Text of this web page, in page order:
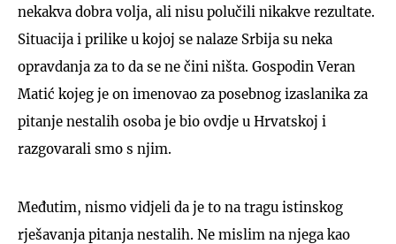
nekakva dobra volja, ali nisu polučili nikakve rezultate.
Situacija i prilike u kojoj se nalaze Srbija su neka
opravdanja za to da se ne čini ništa. Gospodin Veran
Matić kojeg je on imenovao za posebnog izaslanika za
pitanje nestalih osoba je bio ovdje u Hrvatskoj i
razgovarali smo s njim.
Međutim, nismo vidjeli da je to na tragu istinskog
rješavanja pitanja nestalih. Ne mislim na njega kao